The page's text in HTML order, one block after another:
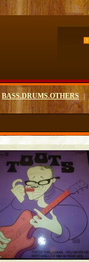
BASS.DRUMS.OTHERS｜